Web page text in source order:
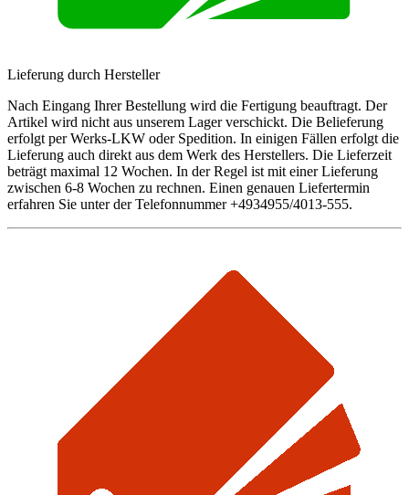
Lieferung durch Hersteller
Nach Eingang Ihrer Bestellung wird die Fertigung beauftragt. Der
Artikel wird nicht aus unserem Lager verschickt. Die Belieferung
erfolgt per Werks-LKW oder Spedition. In einigen Fällen erfolgt die
Lieferung auch direkt aus dem Werk des Herstellers. Die Lieferzeit
beträgt maximal 12 Wochen. In der Regel ist mit einer Lieferung
zwischen 6-8 Wochen zu rechnen. Einen genauen Liefertermin
erfahren Sie unter der Telefonnummer +4934955/4013-555.